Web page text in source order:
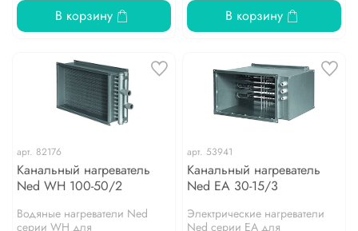
В корзину В корзину
арт. 82176
Канальный нагреватель
Ned WH 100-50/2
Водяные нагреватели Ned
серии WH для
арт. 53941
Канальный нагреватель
Ned EA 30-15/3
Электрические нагреватели
Ned серии EA для